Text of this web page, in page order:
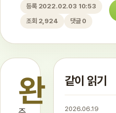
등록 2022.02.03 10:53
조회 2,924
댓글 0
완 같이 읽기
2026.06.19